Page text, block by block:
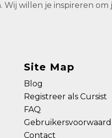
willen je inspireren
Site Map
Blog
Registreer als Cursist
FAQ
Contact